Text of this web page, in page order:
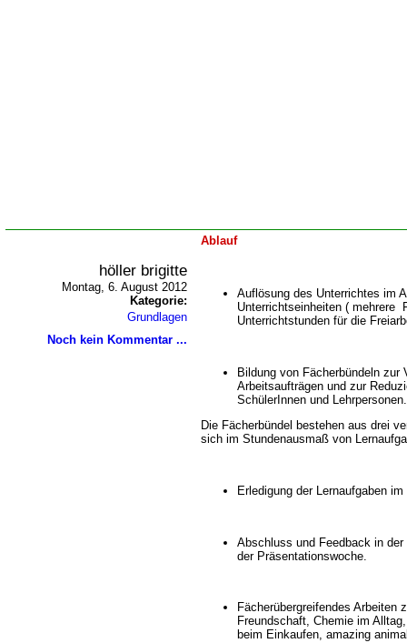
Ablauf
höller brigitte
Montag, 6. August 2012
Kategorie:
Grundlagen
Noch kein Kommentar ...
Auflösung des Unterrichtes im
Unterrichtseinheiten ( mehrere
Unterrichtstunden für die
Bildung von Fächerbündeln zur
Arbeitsaufträgen und zur
SchülerInnen und Lehrpersonen.
Die Fächerbündel bestehen aus drei
sich im Stundenausmaß von
Erledigung der Lernaufgaben
Abschluss und Feedback in
der Präsentationswoche.
Fächerübergreifendes Arbeiten
Freundschaft, Chemie im
beim Einkaufen, amazing